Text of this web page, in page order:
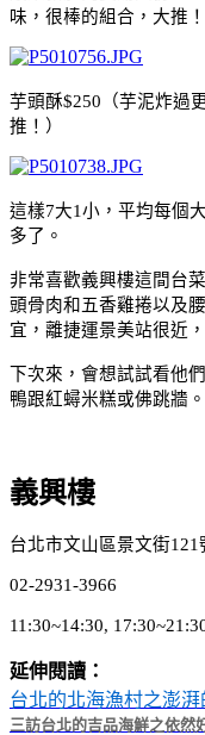
味，很棒的組合，大推！
芋頭酥$250 （芋泥炸過
推！）
這樣7大1小，平均每個
多了。
非常喜歡義興樓這間台
頭骨肉和五香雞捲以及
宜，離捷運景美站很近
下次來，會想試試看他
鴨跟紅蟳米糕或佛跳牆。
義興樓
台北市文山區景文街121
02-2931-3966
11:30~14:30,
延伸閱讀：
台北的北海漁村之澎
三訪台北的吉品海鮮之依然